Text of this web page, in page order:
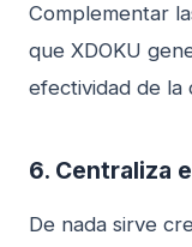
Complementar
que XDOKU
efectividad de la
6. Centraliza
De nada sirve